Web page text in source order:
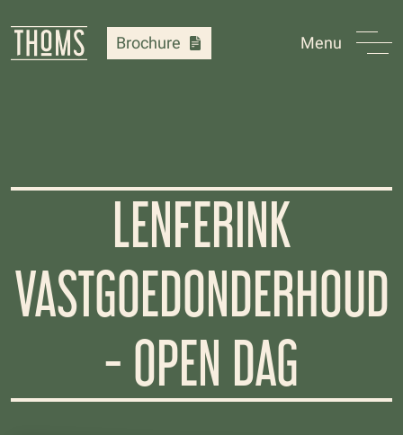
Brochure Menu
LENFERINK
VASTGOEDONDERHOUD
- OPEN DAG